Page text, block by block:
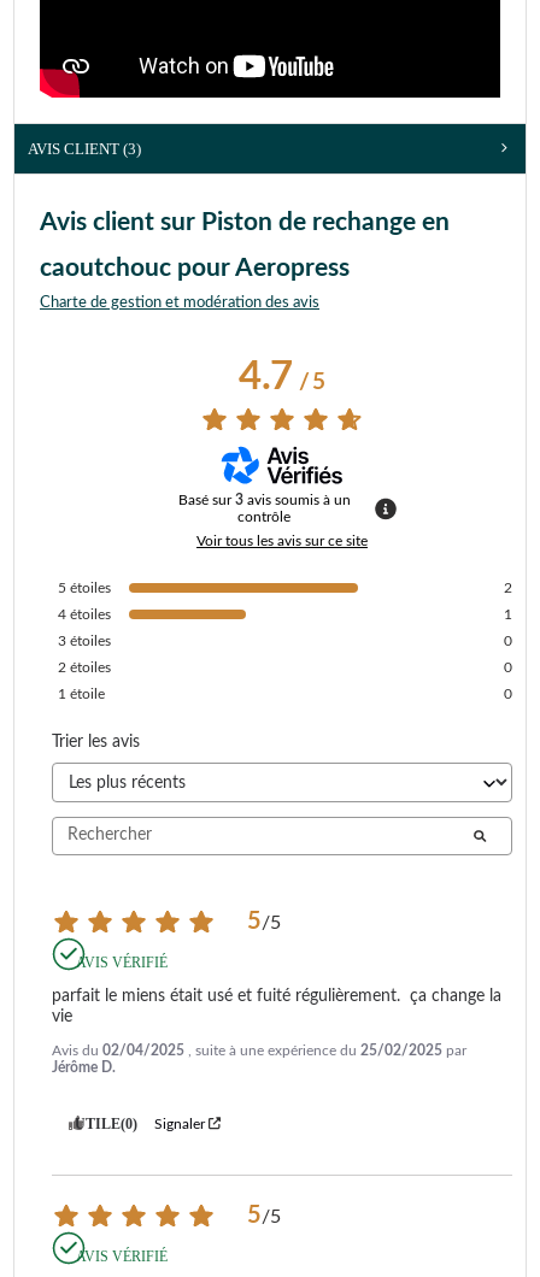
AVIS CLIENT (3)
Avis client sur Piston de rechange en
caoutchouc pour Aeropress
Charte de gestion et modération des avis
4.7/ 5
Basé sur3 avis soumis à un
contrôle
Voir tous les avis sur ce site
5 étoiles
2
4 étoiles
1
3 étoiles
0
2 étoiles
0
1 étoile 0
Trier les avis
5/5
AVIS VÉRIFIÉ
parfait le miens était usé et fuité régulièrement.  ça change la
vie
Avis du 02/04/2025 , suite à une expérience du 25/02/2025 par
Jérôme D.
UTILE(0) Signaler
5/5
AVIS VÉRIFIÉ